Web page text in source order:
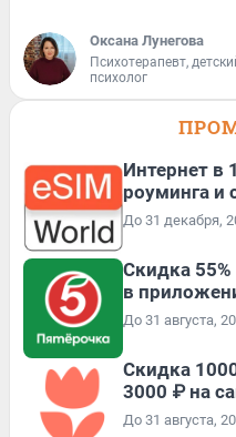
Оксана Лунегова
Психотерапевт,
психолог
Интернет в
роуминга и
До 31 декабря,
Скидка
в
До 31 августа,
Скидка
3000 ₽ на
До 31 августа,